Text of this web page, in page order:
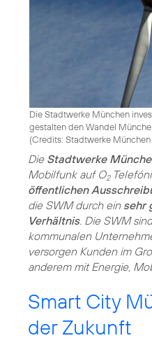
Die Stadtwerke München
gestalten den Wandel
(Credits: Stadtwerke München
Die Stadtwerke
Mobilfunk auf O2
öffentlichen
die SWM durch ein sehr
Verhältnis. Die SWM
kommunalen
versorgen Kunden im
anderem mit Energie,
Smart City
der Zukunft